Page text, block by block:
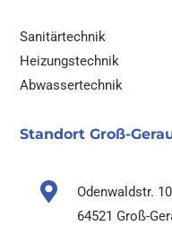
Sanitärtechnik
Heizungstechnik
Abwassertechnik
Standort Groß-

Odenwaldstr. 10
64521 Groß-